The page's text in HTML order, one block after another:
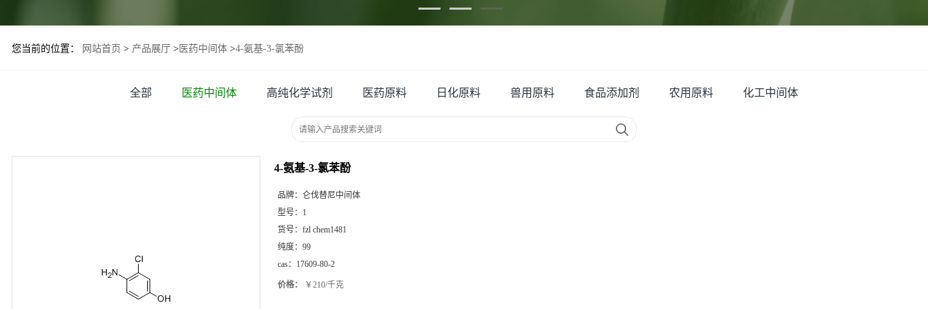
您当前的位置： 网站首页 > 产品展厅 > 医药中间体 >4-氨基-3-氯苯酚
全部 医药中间体 高纯化学试剂 医药原料 日化原料 兽用原料 食品添加剂 农用原料 化工中间体
4-氨基-3-氯苯酚
品牌： 仑伐替尼中间体
型号： 1
货号： fzl chem1481
纯度： 99
cas： 17609-80-2
价格： ￥210/千克